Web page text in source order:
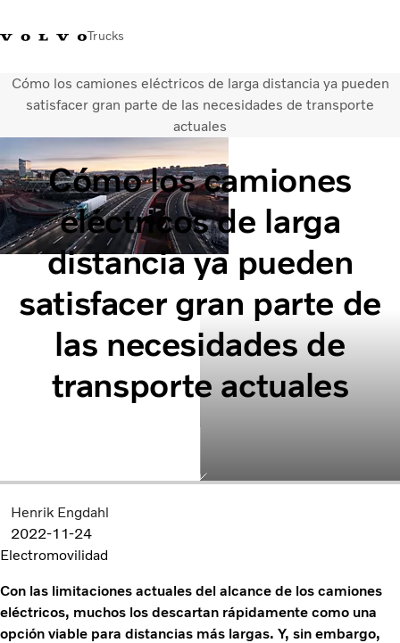
Trucks
Soluciones de transporte
Servicios
Distribuidor Volvo Trucks
Noticias
Acerca de nosotros
Contacto
Cada gota cuenta
Truck Builder
Cómo los camiones eléctricos de larga distancia ya pueden
satisfacer gran parte de las necesidades de transporte
actuales
Cómo los camiones
eléctricos de larga
distancia ya pueden
satisfacer gran parte de
las necesidades de
transporte actuales
Henrik Engdahl
2022-11-24
Electromovilidad
Con las limitaciones actuales del alcance de los camiones
eléctricos, muchos los descartan rápidamente como una
opción viable para distancias más largas. Y, sin embargo,